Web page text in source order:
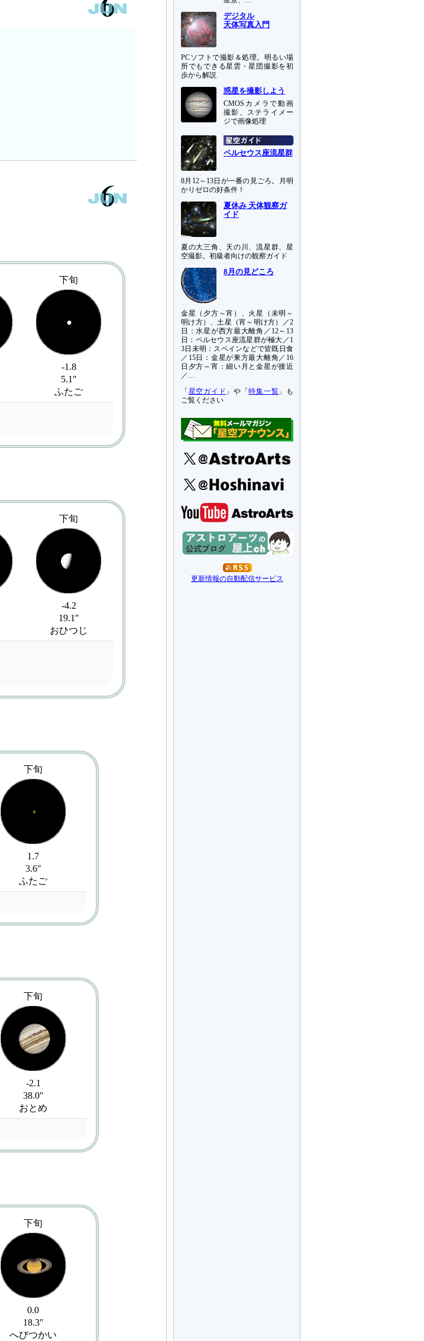
下旬
-1.8
5.1″
ふたご
下旬
-4.2
19.1″
おひつじ
下旬
1.7
3.6″
ふたご
下旬
-2.1
38.0″
おとめ
下旬
0.0
18.3″
へびつかい
デジタル
天体写真入門
PCソフトで撮影＆処理。明るい場
所でもできる星雲・星団撮影を初
歩から解説
惑星を撮影しよう
CMOSカメラで動画
撮影、ステライメー
ジで画像処理
ペルセウス座流星群
8月12～13日が一番の見ごろ。月明
かりゼロの好条件！
夏休み 天体観察ガ
イド
夏の大三角、天の川、流星群、星
空撮影。初級者向けの観察ガイド
8月の見どころ
金星（夕方～宵）、火星（未明～
明け方）、土星（宵～明け方）／2
日：水星が西方最大離角／12～13
日：ペルセウス座流星群が極大／1
3日未明：スペインなどで皆既日食
／15日：金星が東方最大離角／16
日夕方～宵：細い月と金星が接近
／…
「 星空ガイド 」や「特集一覧 」も
ご覧ください
更新情報の自動配信サービス